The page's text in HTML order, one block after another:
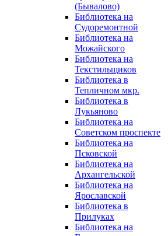
(Бывалово)
Библиотека на
Судоремонтной
Библиотека на
Можайского
Библиотека на
Текстильщиков
Библиотека в
Тепличном мкр.
Библиотека в
Лукьяново
Библиотека на
Советском проспекте
Библиотека на
Псковской
Библиотека на
Архангельской
Библиотека на
Ярославской
Библиотека в
Прилуках
Библиотека на